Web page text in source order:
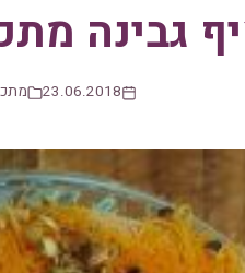
גבינה
23.06.2018